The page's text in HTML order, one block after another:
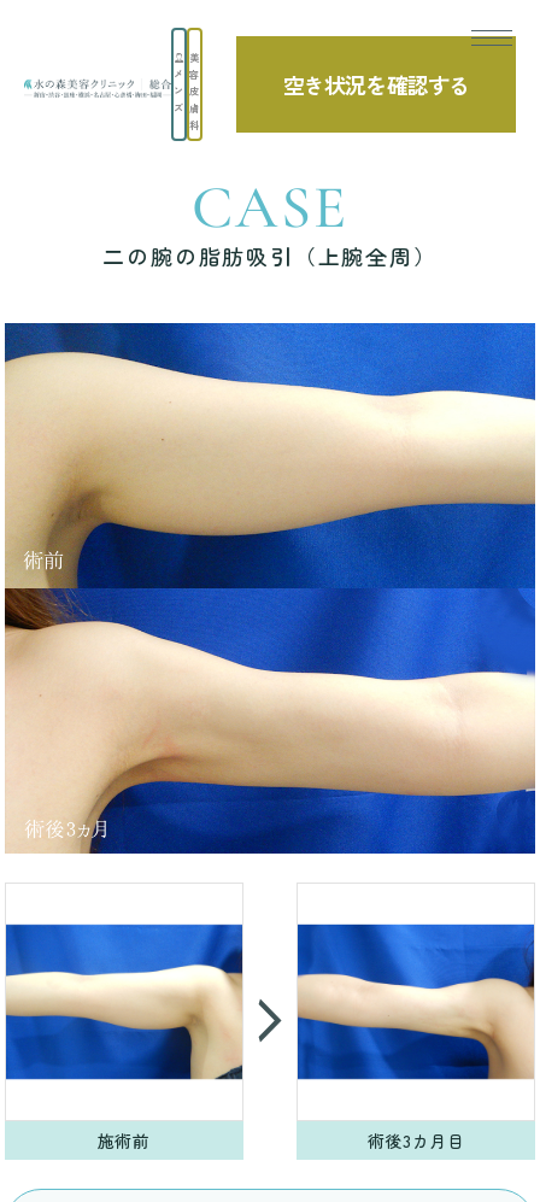
メ
ン
ズ
美
容
皮
膚
科
空き状況を確認する
TOP 症例写真 二の腕の脂肪吸引（上腕全周）
CASE
二の腕の脂肪吸引（上腕全周）
施術前 術後3カ月目